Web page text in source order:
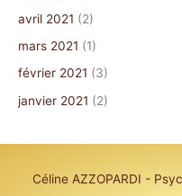
avril 2021 (2)
mars 2021 (1)
février 2021 (3)
janvier 2021 (2)
Céline AZZOPARDI -